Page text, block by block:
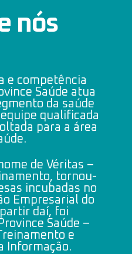
nós
e competência
Saúde atua
da saúde
qualificada
para a área
de Véritas –
tornou-
incubadas no
Empresarial do
partir daí, foi
Saúde –
e
Informação.